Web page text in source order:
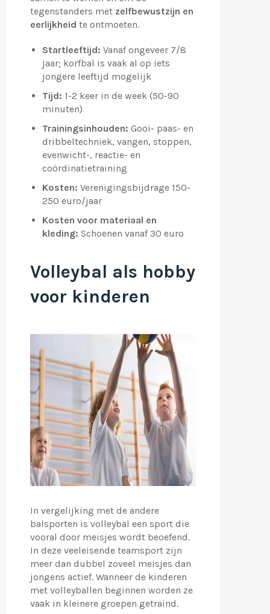
tegenstanders met zelfbewustzijn en
eerlijkheid te ontmoeten.
Startleeftijd: Vanaf ongeveer 7/8
jaar; korfbal is vaak al op iets
jongere leeftijd mogelijk
Tijd: 1-2 keer in de week (50-90
minuten)
Trainingsinhouden: Gooi- paas- en
dribbeltechniek, vangen, stoppen,
evenwicht-, reactie- en
coördinatietraining
Kosten: Verenigingsbijdrage 150-
250 euro/jaar
Kosten voor materiaal en
kleding: Schoenen vanaf 30 euro
Volleybal als hobby
voor kinderen
In vergelijking met de andere
balsporten is volleybal een sport die
vooral door meisjes wordt beoefend.
In deze veeleisende teamsport zijn
meer dan dubbel zoveel meisjes dan
jongens actief. Wanneer de kinderen
met volleyballen beginnen worden ze
vaak in kleinere groepen getraind.